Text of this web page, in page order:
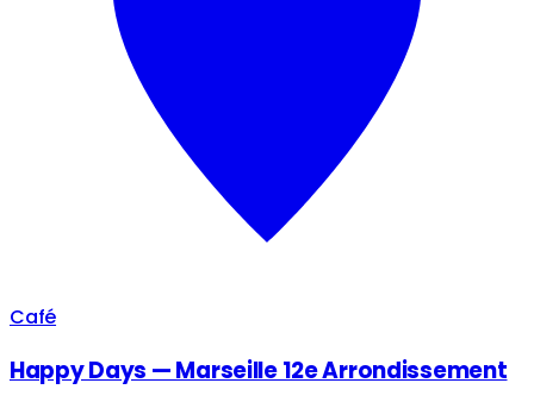
Café
Happy Days — Marseille 12e Arrondissement